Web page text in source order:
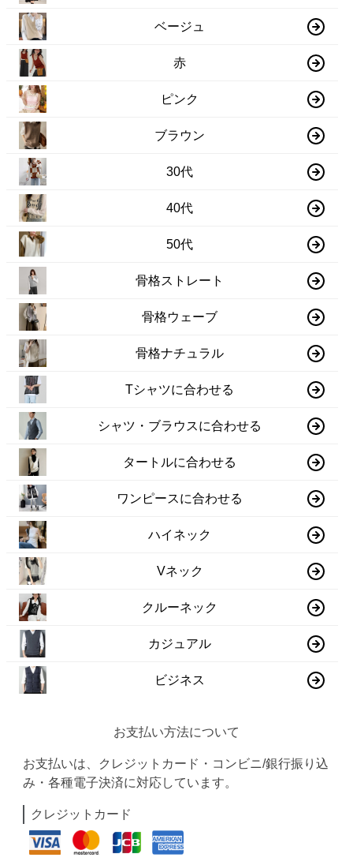
ベージュ
赤
ピンク
ブラウン
30代
40代
50代
骨格ストレート
骨格ウェーブ
骨格ナチュラル
Tシャツに合わせる
シャツ・ブラウスに合わせる
タートルに合わせる
ワンピースに合わせる
ハイネック
Vネック
クルーネック
カジュアル
ビジネス
お支払い方法について
お支払いは、クレジットカード・コンビニ/銀行振り込
み・各種電子決済に対応しています。
クレジットカード